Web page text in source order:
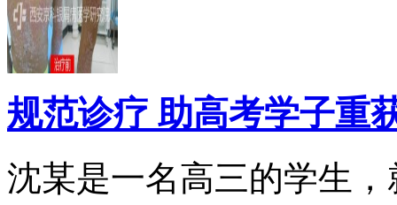
规范诊疗 助高考学子重
沈某是一名高三的学生